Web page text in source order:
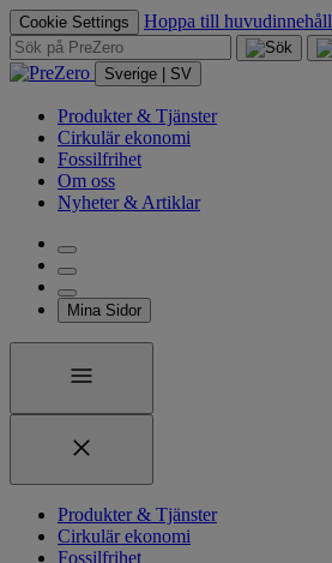
Cookie Settings Hoppa till huvudinnehåll
Sverige | SV
Produkter & Tjänster
Cirkulär ekonomi
Fossilfrihet
Om oss
Nyheter & Artiklar
Mina Sidor
Produkter & Tjänster
Cirkulär ekonomi
Fossilfrihet